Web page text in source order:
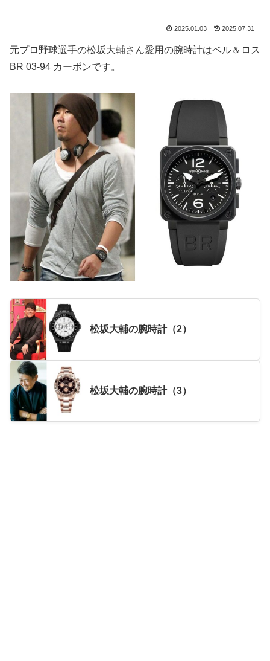
2025.01.03 2025.07.31
元プロ野球選手の松坂大輔さん愛用の腕時計はベル＆ロス
BR 03-94 カーボンです。
松坂大輔の腕時計（2）
松坂大輔の腕時計（3）